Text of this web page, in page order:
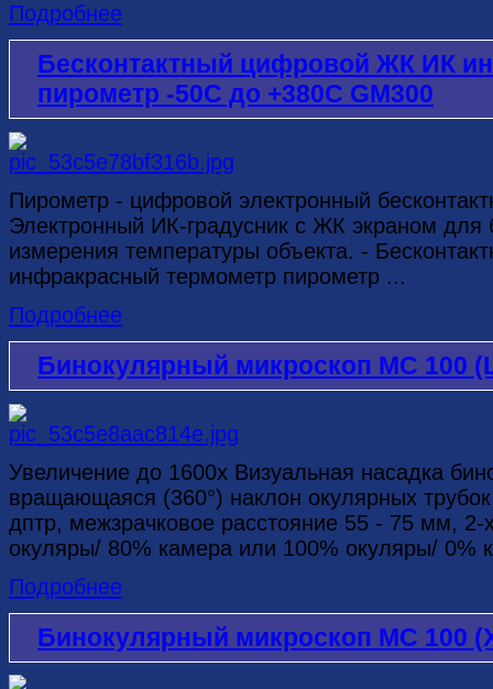
Подробнее
Бесконтактный цифровой ЖК ИК
пирометр -50C до +380C GM300
Пирометр - цифровой электронный
Электронный ИК-градусник с ЖК экраном для
измерения температуры объекта. -
инфракрасный термометр пирометр ...
Подробнее
Бинокулярный микроскоп MC 100
Увеличение до 1600х Визуальная насадка
вращающаяся (360°) наклон окулярных
дптр, межзрачковое расстояние 55 - 75 мм, 2-
окуляры/ 80% камера или 100% окуляры/ 0%
Подробнее
Бинокулярный микроскоп MC 100